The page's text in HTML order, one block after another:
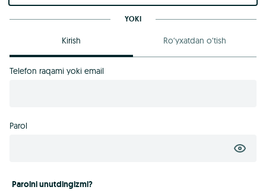
YOKI
Kirish Ro‘yxatdan o‘tish
Telefon raqami yoki email
Parol
Parolni unutdingizmi?